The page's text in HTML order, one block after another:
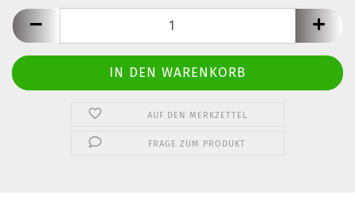
AUF DEN MERKZETTEL
FRAGE ZUM PRODUKT